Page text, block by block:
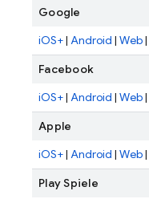
Google
iOS+| Android | Web|
Facebook
iOS+| Android | Web|
Apple
iOS+| Android | Web|
Play Spiele